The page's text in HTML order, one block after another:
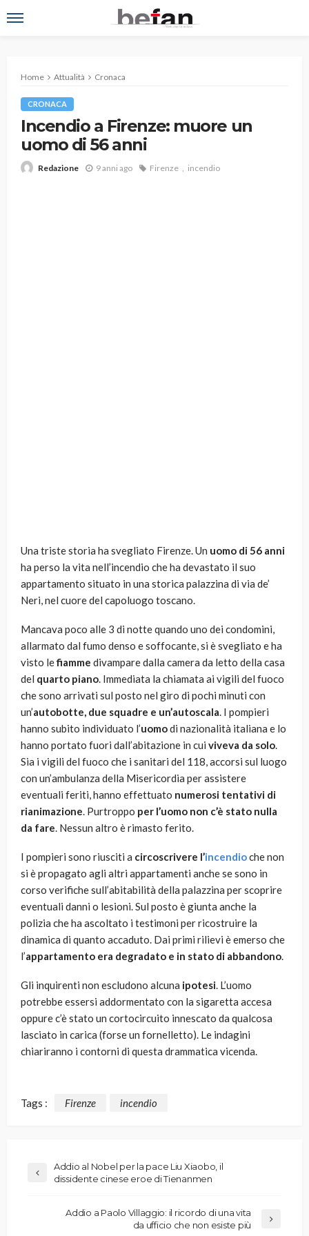
Home Attualità Cronaca
CRONACA
Incendio a Firenze: muore un
uomo di 56 anni
Redazione 9 anni ago Firenze incendio
Una triste storia ha svegliato Firenze. Un uomo di 56 anni
ha perso la vita nell’incendio che ha devastato il suo
appartamento situato in una storica palazzina di via de’
Neri, nel cuore del capoluogo toscano.
Mancava poco alle 3 di notte quando uno dei condomini,
allarmato dal fumo denso e soffocante, si è svegliato e ha
visto lefiamme divampare dalla camera da letto della casa
del quarto piano. Immediata la chiamata ai vigili del fuoco
che sono arrivati sul posto nel giro di pochi minuti con
un’autobotte, due squadre e un’autoscala. I pompieri
hanno subito individuato l’uomodi nazionalità italiana e lo
hanno portato fuori dall’abitazione in cui viveva da solo.
Sia i vigili del fuoco che i sanitari del 118, accorsi sul luogo
con un’ambulanza della Misericordia per assistere
eventuali feriti, hanno effettuato numerosi tentativi di
rianimazione. Purtroppo per l’uomo non c’è stato nulla
da fare. Nessun altro è rimasto ferito.
I pompieri sono riusciti a circoscrivere l’incendioche non
si è propagato agli altri appartamenti anche se sono in
corso verifiche sull’abitabilità della palazzina per scoprire
eventuali danni o lesioni. Sul posto è giunta anche la
polizia che ha ascoltato i testimoni per ricostruire la
dinamica di quanto accaduto. Dai primi rilievi è emerso che
l’appartamento era degradato e in stato di abbandono.
Gli inquirenti non escludono alcuna ipotesi. L’uomo
potrebbe essersi addormentato con la sigaretta accesa
oppure c’è stato un cortocircuito innescato da qualcosa
lasciato in carica (forse un fornelletto). Le indagini
chiariranno i contorni di questa drammatica vicenda.
Tags : Firenze incendio
Addio al Nobel per la pace Liu Xiaobo, il
dissidente cinese eroe di Tienanmen
Addio a Paolo Villaggio: il ricordo di una vita
da ufficio che non esiste più